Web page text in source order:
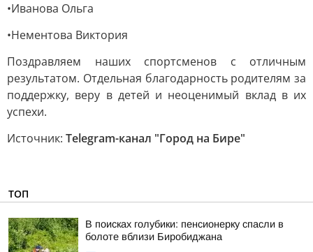
•Иванова Ольга
•Нементова Виктория
Поздравляем наших спортсменов с отличным
результатом. Отдельная благодарность родителям за
поддержку, веру в детей и неоценимый вклад в их
успехи.
Источник: Telegram-канал "Город на Бире"
ТОП
В поисках голубики: пенсионерку спасли в
болоте вблизи Биробиджана